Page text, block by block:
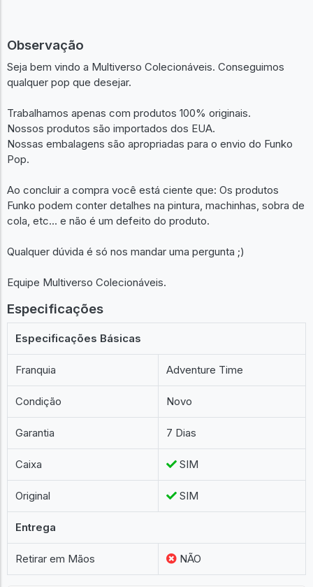
Observação
Seja bem vindo a Multiverso Colecionáveis. Conseguimos
qualquer pop que desejar.
Trabalhamos apenas com produtos 100% originais.
Nossos produtos são importados dos EUA.
Nossas embalagens são apropriadas para o envio do Funko
Pop.
Ao concluir a compra você está ciente que: Os produtos
Funko podem conter detalhes na pintura, machinhas, sobra de
cola, etc... e não é um defeito do produto.
Qualquer dúvida é só nos mandar uma pergunta ;)
Equipe Multiverso Colecionáveis.
Especificações
Especificações Básicas
Franquia Adventure Time
Condição Novo
Garantia 7 Dias
Caixa SIM
Original SIM
Entrega
Retirar em Mãos NÃO